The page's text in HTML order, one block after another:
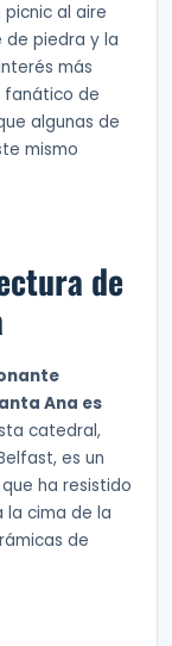
al aire
de piedra y la
más
fanático de
algunas de
mismo
de
Ana es
catedral,
es un
ha resistido
la cima de la
de